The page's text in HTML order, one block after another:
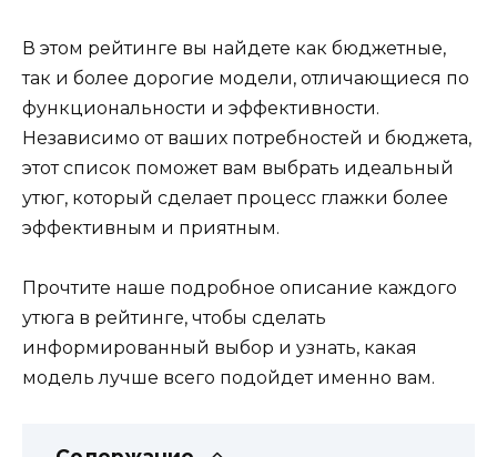
В этом рейтинге вы найдете как бюджетные,
так и более дорогие модели, отличающиеся по
функциональности и эффективности.
Независимо от ваших потребностей и бюджета,
этот список поможет вам выбрать идеальный
утюг, который сделает процесс глажки более
эффективным и приятным.
Прочтите наше подробное описание каждого
утюга в рейтинге, чтобы сделать
информированный выбор и узнать, какая
модель лучше всего подойдет именно вам.